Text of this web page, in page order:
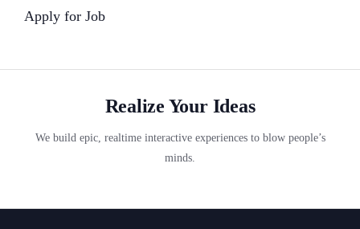
Apply for Job
Realize Your Ideas
We build epic, realtime interactive experiences to blow people’s
minds.